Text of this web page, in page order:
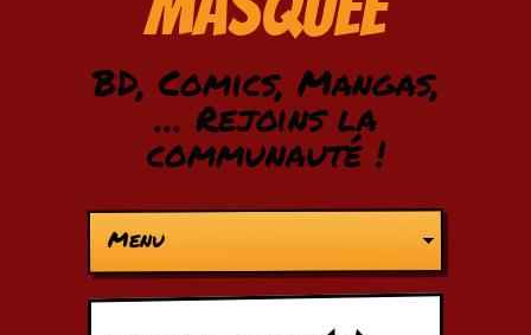
BD, Comics, Mangas,
… Rejoins la
communauté !
Menu